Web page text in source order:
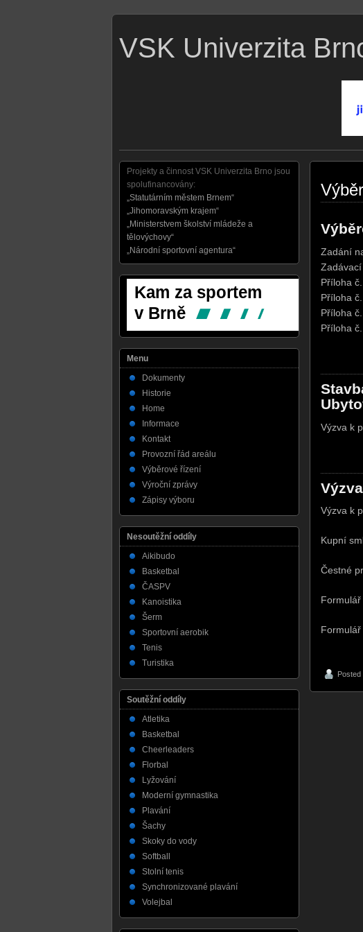
VSK Univerzita
Zadání
Příloha
Příloha
Příloha
Příloha
Výzva k
Výzva k
Kupní
Čestné
Posted
Projekty a činnost VSK Univerzita Brno jsou
spolufinancovány:
„Statutárním městem Brnem“
„Jihomoravským krajem“
„Ministerstvem školství mládeže a
tělovýchovy“
„Národní sportovní agentura“
Menu
Dokumenty
Historie
Home
Informace
Kontakt
Provozní řád areálu
Výběrové řízení
Výroční zprávy
Zápisy výboru
Nesoutěžní oddíly
Aikibudo
Basketbal
ČASPV
Kanoistika
Šerm
Sportovní aerobik
Tenis
Turistika
Soutěžní oddíly
Atletika
Basketbal
Cheerleaders
Florbal
Lyžování
Moderní gymnastika
Plavání
Šachy
Skoky do vody
Softball
Stolní tenis
Synchronizované plavání
Volejbal